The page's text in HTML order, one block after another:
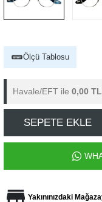
Ölçü Tablosu
Havale/EFT ile 0,00 TL
SEPETE EKLE
Yakınınızdaki